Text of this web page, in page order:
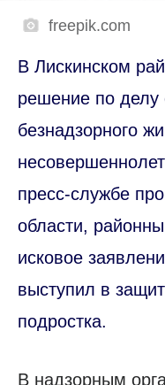
freepik.com
В Лискинском
решение по делу
безнадзорного
пресс-службе
области,
исковое
выступил в
подростка.
В надзорным